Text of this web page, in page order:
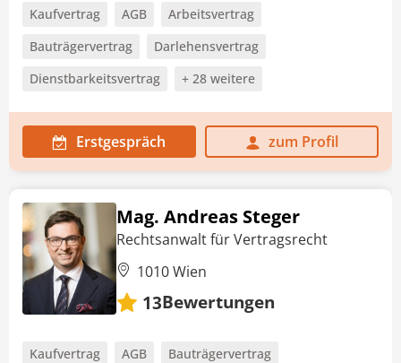
Kaufvertrag AGB
Arbeitsvertrag
Bauträgervertrag
Darlehensvertrag
Dienstbarkeitsvertrag
+ 28 weitere
Erstgespräch zum Profil
Mag. Andreas Steger
Rechtsanwalt für Vertragsrecht
1010 Wien
13Bewertungen
Kaufvertrag AGB
Bauträgervertrag